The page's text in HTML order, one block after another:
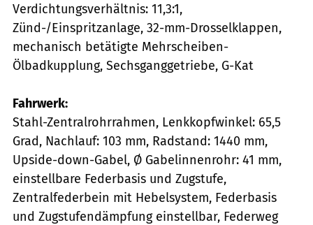
Verdichtungsverhältnis: 11,3:1,
Zünd-/Einspritzanlage, 32-mm-Drosselklappen,
mechanisch betätigte Mehrscheiben-
Ölbadkupplung, Sechsganggetriebe, G-Kat
Fahrwerk:
Stahl-Zentralrohrrahmen, Lenkkopfwinkel: 65,5
Grad, Nachlauf: 103 mm, Radstand: 1440 mm,
Upside-down-Gabel, Ø Gabelinnenrohr: 41 mm,
einstellbare Federbasis und Zugstufe,
Zentralfederbein mit Hebelsystem, Federbasis
und Zugstufendämpfung einstellbar, Federweg